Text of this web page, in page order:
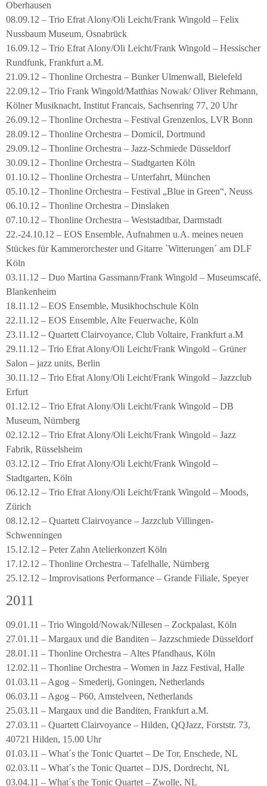
Oberhausen
08.09.12 – Trio Efrat Alony/Oli Leicht/Frank Wingold – Felix
Nussbaum Museum, Osnabrück
16.09.12 – Trio Efrat Alony/Oli Leicht/Frank Wingold – Hessischer
Rundfunk, Frankfurt a.M.
21.09.12 – Thonline Orchestra – Bunker Ulmenwall, Bielefeld
22.09.12 – Trio Frank Wingold/Matthias Nowak/ Oliver Rehmann,
Kölner Musiknacht, Institut Francais, Sachsenring 77, 20 Uhr
26.09.12 – Thonline Orchestra – Festival Grenzenlos, LVR Bonn
28.09.12 – Thonline Orchestra – Domicil, Dortmund
29.09.12 – Thonline Orchestra – Jazz-Schmiede Düsseldorf
30.09.12 – Thonline Orchestra – Stadtgarten Köln
01.10.12 – Thonline Orchestra – Unterfahrt, München
05.10.12 – Thonline Orchestra – Festival „Blue in Green“, Neuss
06.10.12 – Thonline Orchestra – Dinslaken
07.10.12 – Thonline Orchestra – Weststadtbar, Darmstadt
22.-24.10.12 – EOS Ensemble, Aufnahmen u.A. meines neuen
Stückes für Kammerorchester und Gitarre `Witterungen´ am DLF
Köln
03.11.12 – Duo Martina Gassmann/Frank Wingold – Museumscafé,
Blankenheim
18.11.12 – EOS Ensemble, Musikhochschule Köln
22.11.12 – EOS Ensemble, Alte Feuerwache, Köln
23.11.12 – Quartett Clairvoyance, Club Voltaire, Frankfurt a.M
29.11.12 – Trio Efrat Alony/Oli Leicht/Frank Wingold – Grüner
Salon – jazz units, Berlin
30.11.12 – Trio Efrat Alony/Oli Leicht/Frank Wingold – Jazzclub
Erfurt
01.12.12 – Trio Efrat Alony/Oli Leicht/Frank Wingold – DB
Museum, Nürnberg
02.12.12 – Trio Efrat Alony/Oli Leicht/Frank Wingold – Jazz
Fabrik, Rüsselsheim
03.12.12 – Trio Efrat Alony/Oli Leicht/Frank Wingold –
Stadtgarten, Köln
06.12.12 – Trio Efrat Alony/Oli Leicht/Frank Wingold – Moods,
Zürich
08.12.12 – Quartett Clairvoyance – Jazzclub Villingen-
Schwenningen
15.12.12 – Peter Zahn Atelierkonzert Köln
17.12.12 – Thonline Orchestra – Tafelhalle, Nürnberg
25.12.12 – Improvisations Performance – Grande Filiale, Speyer
2011
09.01.11 – Trio Wingold/Nowak/Nillesen – Zockpalast, Köln
27.01.11 – Margaux und die Banditen – Jazzschmiede Düsseldorf
28.01.11 – Thonline Orchestra – Altes Pfandhaus, Köln
12.02.11 – Thonline Orchestra – Women in Jazz Festival, Halle
01.03.11 – Agog – Smederij, Goningen, Netherlands
06.03.11 – Agog – P60, Amstelveen, Netherlands
25.03.11 – Margaux und die Banditen, Frankfurt a.M.
27.03.11 – Quartett Clairvoyance – Hilden, QQJazz, Forststr. 73,
40721 Hilden, 15.00 Uhr
01.03.11 – What´s the Tonic Quartet – De Tor, Enschede, NL
02.03.11 – What´s the Tonic Quartet – DJS, Dordrecht, NL
03.04.11 – What´s the Tonic Quartet – Zwolle, NL